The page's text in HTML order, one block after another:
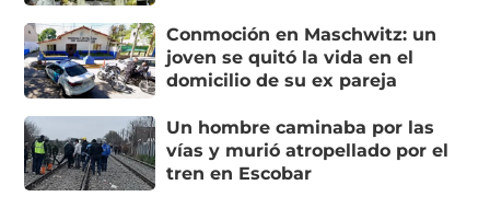
Conmoción en Maschwitz: un
joven se quitó la vida en el
domicilio de su ex pareja
Un hombre caminaba por las
vías y murió atropellado por el
tren en Escobar